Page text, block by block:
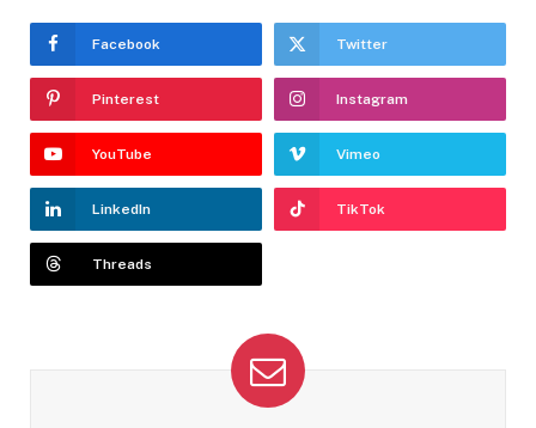
Facebook Twitter
Pinterest Instagram
YouTube Vimeo
LinkedIn TikTok
Threads